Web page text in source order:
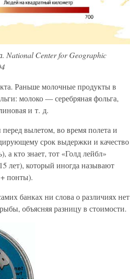
National Center for Geographic
Раньше молочные продукты в
молоко — серебряная фольга,
и т. д.
вылетом, во время полета и
срок выдержки и качество
а кто знает, тот «Голд лейбл»
лет), который иногда называют
понты).
банках ни слова о различиях нет
объясняя разницу в стоимости.